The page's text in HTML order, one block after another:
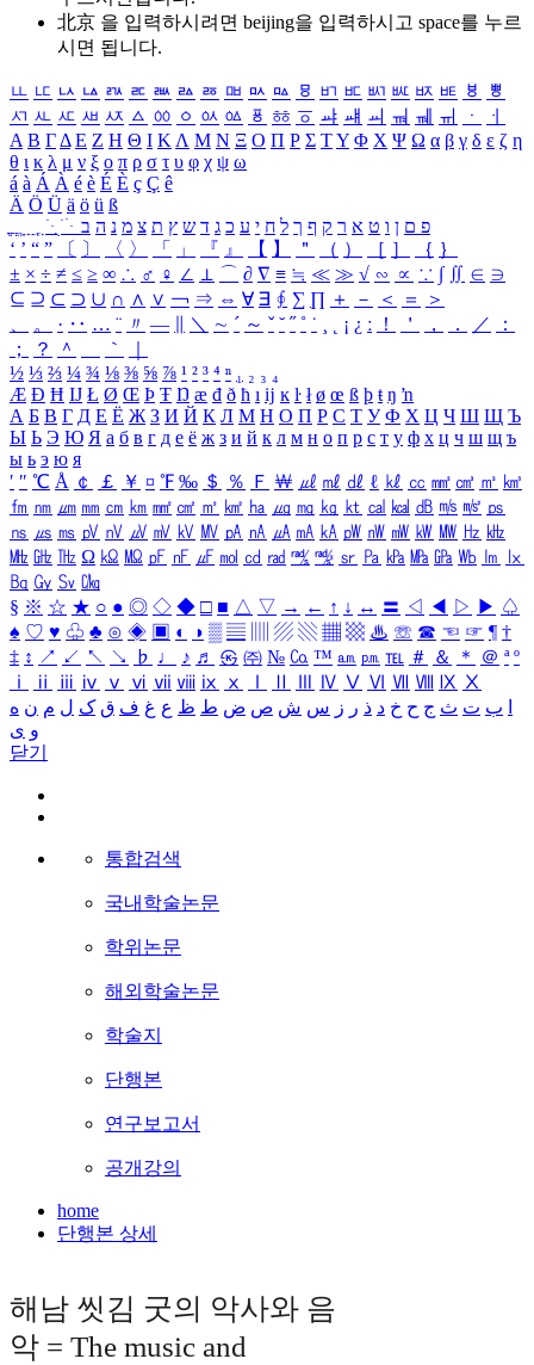
北京 을 입력하시려면 beijing을 입력하시고 space를 누르
시면 됩니다.
ㅥ ㅦ ㅧ ㅨ ㅩ ㅪ ㅫ ㅬ ㅭ ㅮ ㅯ ㅰ ㅱ ㅲ ㅳ ㅴ ㅵ ㅶ ㅷ ㅸ
ㅹ
ㅺ ㅻ ㅼ ㅽ ㅾ ㅿ ㆀ ㆁ ㆂ ㆃ ㆄ ㆅ ㆆ ㆇ ㆈ ㆉ ㆊ ㆋ ㆌ ㆍ
ㆎ
Α Β ΓΔ Ε Ζ Η Θ Ι ΚΛ Μ Ν Ξ Ο Π Ρ Σ ΤΥ Φ Χ Ψ Ω α β γ δ ε ζ η
θ ι κ λ μ ν ξ ο π ρ σ τ υ φ χ ψ ω
á à Á À é è É È ç Ç ê
Ä Ö Ü ä ö ü ß
ִֶֹ ֻּ ׁׂ פ ם ן ו ט א ר ק ף ך ל ח י ע כ ג ד ש ץ ת צ מ נ ה ב
‘ ’ “ ” 〔 〕 〈 〉 「 」 『 』 【 】 ＂ （ ） ［ ］ ｛ ｝
± × ÷ ≠ ≤ ≥ ∞ ∴ ♂ ♀ ∠ ⊥ ⌒ ∂ ∇ ≡ ≒ ≪ ≫ √ ∽ ∝ ∵ ∫ ∬ ∈ ∋
⊆ ⊇ ⊂ ⊃ ∪ ∩ ∧ ∨ ￢ ⇒ ⇔ ∀ ∃ ∮ ∑ ∏ ＋ － ＜ ＝
＞
、
。 · ‥ … ¨ 〃 ― ＼ ∼ ´ ～ ˇ ˘ ˝ ˚ ˙ ¸ ¡ ¿ ː ！ ＇ ， ． ／
：
；
？ ＾ ｀
½ ⅓ ⅔ ¼ ¾ ⅛ ⅜ ⅝ ⅞ ¹ ² ³ ⁴ ⁿ ₁ ₂ ₃ ₄
Æ Ð Ħ Ĳ Ł Ø Œ Þ Ŧ Ŋ æ đ ð ħ ı ĳ ĸ ŀ ł ø œ ß þ ŧ ŋ ŉ
А Б В Г Д Е Ё Ж З И Й К Л М Н О П Р С Т У Ф Х Ц Ч Ш Щ Ъ
Ы Ь Э Ю Я а б в г д е ё ж з и й к л м н о п р с т у ф х ц ч ш щ ъ
ы ь э ю я
′ ″ ℃ Å ￠ ￡ ￥ ¤ ℉ ‰ ＄ ％ Ｆ ￦ ㎕ ㎖ ㎗ ℓ ㎘ ㏄ ㎣ ㎤ ㎥ ㎦
㎙ ㎚ ㎛ ㎜ ㎝ ㎞ ㎟ ㎠ ㎡ ㎢ ㏊ ㎍ ㎎ ㎏ ㏏ ㎈ ㎉ ㏈ ㎧ ㎨ ㎰
㎱ ㎲ ㎳ ㎴ ㎵ ㎶ ㎷ ㎸ ㎹ ㎀ ㎁ ㎂ ㎃ ㎄ ㎺ ㎻ ㎽ ㎾ ㎿ ㎐ ㎑
㎒ ㎓ ㎔ Ω ㏀ ㏁ ㎊ ㎋ ㎌ ㏖ ㏅ ㎭ ㎮ ㎯ ㏛ ㎩ ㎪ ㎫ ㎬ ㏝ ㏐
㏓
㏃ ㏉ ㏜ ㏆
§ ※ ☆ ★ ○ ● ◎ ◇ ◆ □ ■ △ ▽ → ← ↑ ↓ ↔ 〓 ◁ ◀ ▷ ▶ ♤
♠ ♡ ♥ ♧ ♣ ⊙ ◈ ▣ ◐ ◑ ▒ ▤ ▨ ▧ ▦ ▩ ♨ ☏ ☎ ☜ ☞ ¶ †
‡ ↕ ↗ ↙ ↖ ↘ ♭ ♩ ♪ ♬ ㉿ ㈜ № ㏇ ™ ㏂ ㏘ ℡ ＃ ＆ ＊ ＠ ª º
ⅰ
ⅱ ⅲ ⅳ ⅴ ⅵ ⅶ ⅷ ⅸ ⅹ Ⅳ Ⅴ Ⅵ Ⅶ Ⅷ Ⅸ Ⅹ
ب ت ث ج ح خ د ذ ر ز س ش ص ض ط ظ ع غ ف ق ک ل م ن ه
و ی
닫기
통합검색
국내학술논문
학위논문
해외학술논문
학술지
단행본
연구보고서
공개강의
home
단행본 상세
해남 씻김 굿의 악사와 음
악 = The music and